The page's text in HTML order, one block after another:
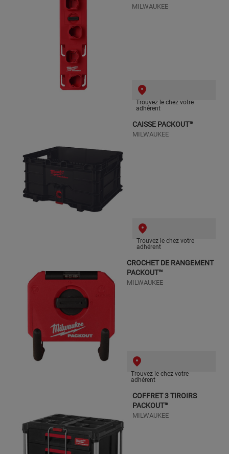
MILWAUKEE
Trouvez le chez votre
adhérent
CAISSE PACKOUT™
MILWAUKEE
Trouvez le chez votre
adhérent
CROCHET DE RANGEMENT
PACKOUT™
MILWAUKEE
Trouvez le chez votre
adhérent
COFFRET 3 TIROIRS
PACKOUT™
MILWAUKEE